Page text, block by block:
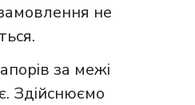
не
за межі
Здійснюємо